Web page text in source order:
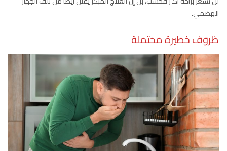
الهضمي.
ظروف خطيرة محتملة